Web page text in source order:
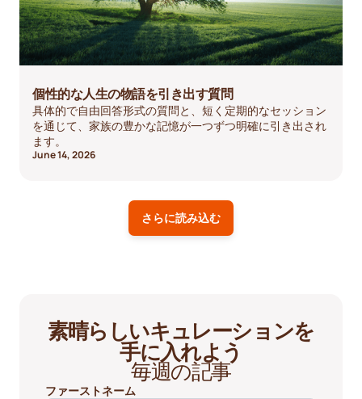
個性的な人生の物語を引き出す質問
具体的で自由回答形式の質問と、短く定期的なセッション
を通じて、家族の豊かな記憶が一つずつ明確に引き出され
ます。
June 14, 2026
さらに読み込む
素晴らしいキュレーションを
手に入れよう
毎週の記事
ファーストネーム